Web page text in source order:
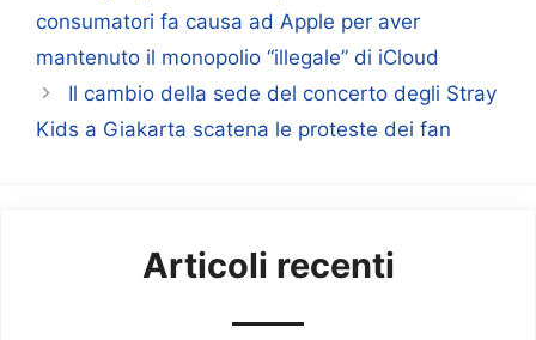
consumatori fa causa ad Apple per aver
mantenuto il monopolio “illegale” di iCloud
Il cambio della sede del concerto degli Stray
Kids a Giakarta scatena le proteste dei fan
Articoli recenti